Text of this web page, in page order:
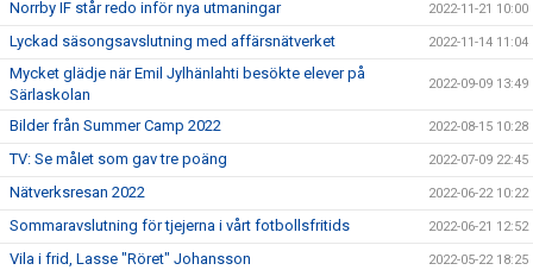
Norrby IF står redo inför nya utmaningar 2022-11-21 10:00
Lyckad säsongsavslutning med affärsnätverket 2022-11-14 11:04
Mycket glädje när Emil Jylhänlahti besökte elever på
Särlaskolan
2022-09-09 13:49
Bilder från Summer Camp 2022 2022-08-15 10:28
TV: Se målet som gav tre poäng 2022-07-09 22:45
Nätverksresan 2022 2022-06-22 10:22
Sommaravslutning för tjejerna i vårt fotbollsfritids 2022-06-21 12:52
Vila i frid, Lasse "Röret" Johansson 2022-05-22 18:25